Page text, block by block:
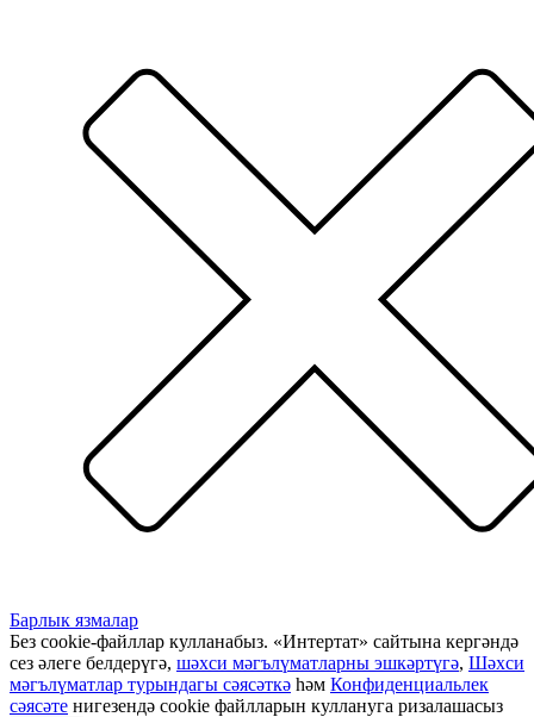
Барлык язмалар
Без cookie-файллар кулланабыз. «Интертат» сайтына кергәндә
сез әлеге белдерүгә, шәхси мәгълүматларны эшкәртүгә, Шәхси
мәгълүматлар турындагы сәясәткә һәм Конфиденциальлек
сәясәте нигезендә cookie файлларын куллануга ризалашасыз